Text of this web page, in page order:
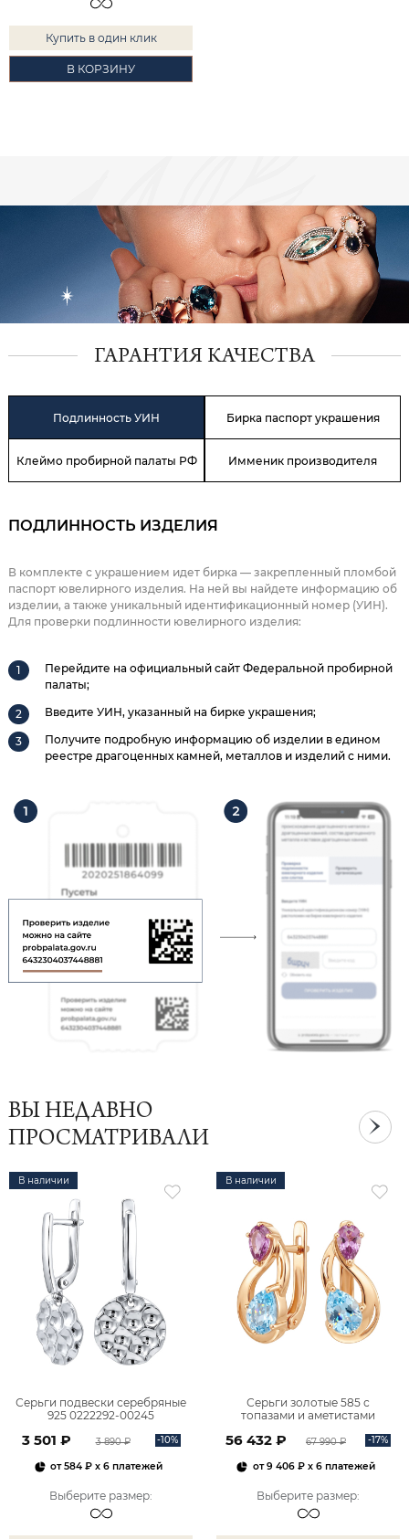
Купить в один клик
В КОРЗИНУ
ГАРАНТИЯ КАЧЕСТВА
Подлинность УИН Бирка паспорт украшения
Клеймо пробирной палаты РФ Имменик производителя
ПОДЛИННОСТЬ ИЗДЕЛИЯ
В комплекте с украшением идет бирка — закрепленный пломбой
паспорт ювелирного изделия. На ней вы найдете информацию об
изделии, а также уникальный идентификационный номер (УИН).
Для проверки подлинности ювелирного изделия:
Перейдите на официальный сайт Федеральной пробирной
палаты;
Введите УИН, указанный на бирке украшения;
Получите подробную информацию об изделии в едином
реестре драгоценных камней, металлов и изделий с ними.
ВЫ НЕДАВНО
ПРОСМАТРИВАЛИ
В наличии
Серьги подвески серебряные
925 0222292-00245
3 501 ₽ 3 890 ₽ -10%
от584 ₽ x 6 платежей
Выберите размер:
В наличии
Серьги золотые 585 с
топазами и аметистами
56 432 ₽ 67 990 ₽ -17%
от9 406 ₽x 6 платежей
Выберите размер: